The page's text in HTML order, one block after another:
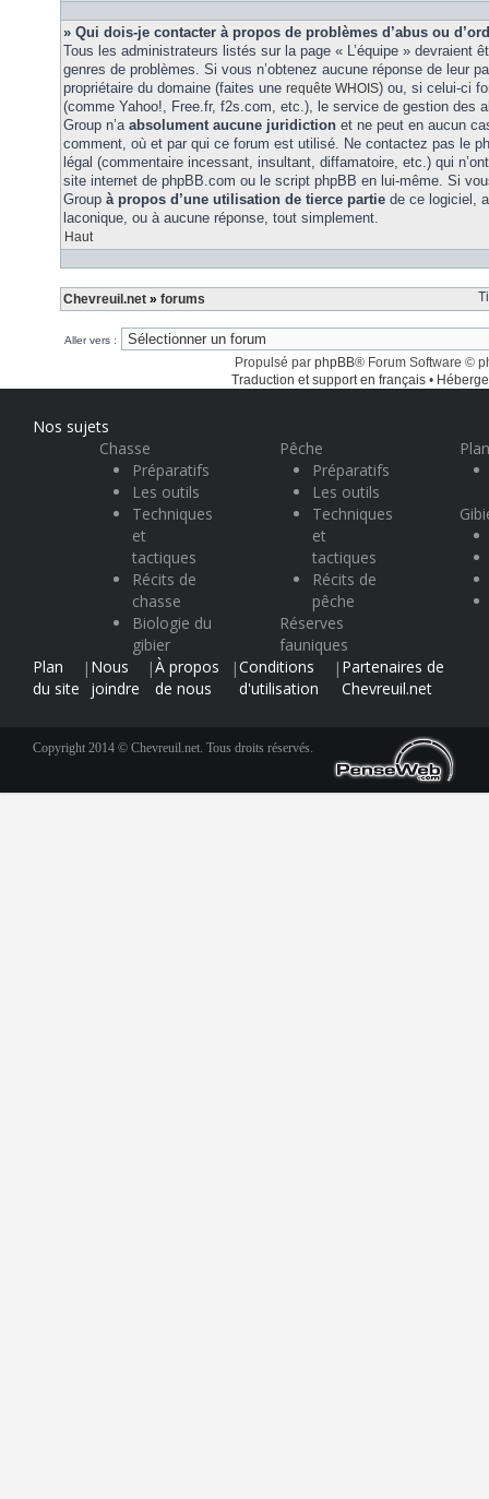
» Qui dois-je contacter à propos de problèmes d’abus ou
Tous les administrateurs listés sur la page « L’équipe » devraient
genres de problèmes. Si vous n’obtenez aucune réponse de leur
propriétaire du domaine (faites une requête WHOIS) ou, si celui-ci
(comme Yahoo!, Free.fr, f2s.com, etc.), le service de gestion des
Group n’a absolument aucune juridiction et ne peut en aucun
comment, où et par qui ce forum est utilisé. Ne contactez pas le
légal (commentaire incessant, insultant, diffamatoire, etc.) qui
site internet de phpBB.com ou le script phpBB en lui-même. Si
Group à propos d’une utilisation de tierce partie de ce logiciel,
laconique, ou à aucune réponse, tout simplement.
Haut
Chevreuil.net » forums
Aller vers :
Propulsé par phpBB® Forum Software ©
Traduction et support en français •
Nos sujets
Chasse
Préparatifs
Les outils
Techniques
et
tactiques
Récits de
chasse
Biologie du
gibier
Pêche
Préparatifs
Les outils
Techniques
et
tactiques
Récits de
pêche
Réserves
fauniques
Plan
du site
| Nous
joindre
|À propos
de nous
|Conditions
d'utilisation
| Partenaires de
Chevreuil.net
Copyright 2014 © Chevreuil.net. Tous droits réservés.